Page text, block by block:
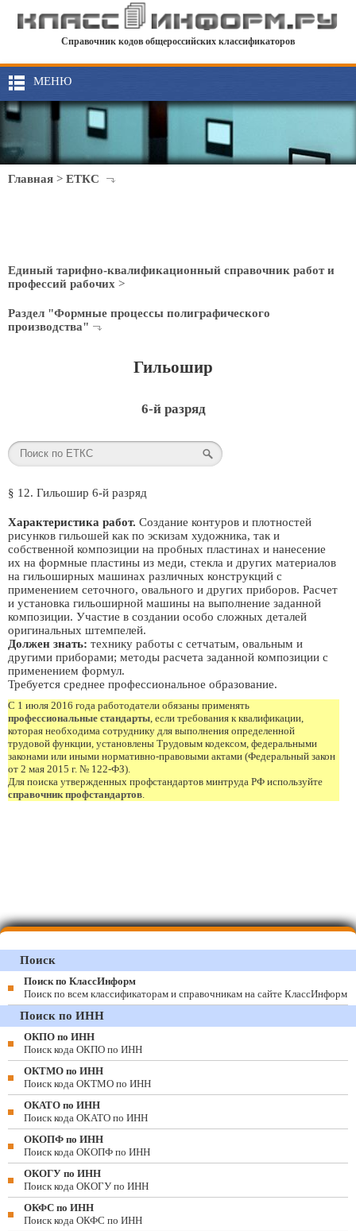
Справочник кодов общероссийских классификаторов
МЕНЮ
Главная > ЕТКС
Единый тарифно-квалификационный справочник работ и
профессий рабочих >
Раздел "Формные процессы полиграфического
производства"
Гильошир
6-й разряд
§ 12. Гильошир 6-й разряд
Характеристика работ. Создание контуров и плотностей
рисунков гильошей как по эскизам художника, так и
собственной композиции на пробных пластинах и нанесение
их на формные пластины из меди, стекла и других материалов
на гильоширных машинах различных конструкций с
применением сеточного, овального и других приборов. Расчет
и установка гильоширной машины на выполнение заданной
композиции. Участие в создании особо сложных деталей
оригинальных штемпелей.
Должен знать: технику работы с сетчатым, овальным и
другими приборами; методы расчета заданной композиции с
применением формул.
Требуется среднее профессиональное образование.
С 1 июля 2016 года работодатели обязаны применять
профессиональные стандарты, если требования к квалификации,
которая необходима сотруднику для выполнения определенной
трудовой функции, установлены Трудовым кодексом, федеральными
законами или иными нормативно-правовыми актами (Федеральный закон
от 2 мая 2015 г. № 122-ФЗ).
Для поиска утвержденных профстандартов минтруда РФ используйте
справочник профстандартов.
Поиск
Поиск по КлассИнформ
Поиск по всем классификаторам и справочникам на сайте КлассИнформ
Поиск по ИНН
ОКПО по ИНН
Поиск кода ОКПО по ИНН
ОКТМО по ИНН
Поиск кода ОКТМО по ИНН
ОКАТО по ИНН
Поиск кода ОКАТО по ИНН
ОКОПФ по ИНН
Поиск кода ОКОПФ по ИНН
ОКОГУ по ИНН
Поиск кода ОКОГУ по ИНН
ОКФС по ИНН
Поиск кода ОКФС по ИНН